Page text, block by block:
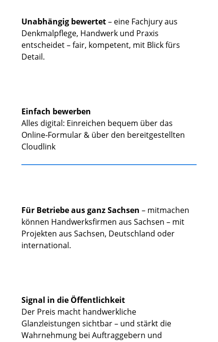
Unabhängig bewertet– eine Fachjury aus
Denkmalpflege, Handwerk und Praxis
entscheidet – fair, kompetent, mit Blick fürs
Detail.
Einfach bewerben
Alles digital: Einreichen bequem über das
Online‑Formular & über den bereitgestellten
Cloudlink
Für Betriebe aus ganz Sachsen – mitmachen
können Handwerksfirmen aus Sachsen – mit
Projekten aus Sachsen, Deutschland oder
international.
Signal in die Öffentlichkeit
Der Preis macht handwerkliche
Glanzleistungen sichtbar – und stärkt die
Wahrnehmung bei Auftraggebern und